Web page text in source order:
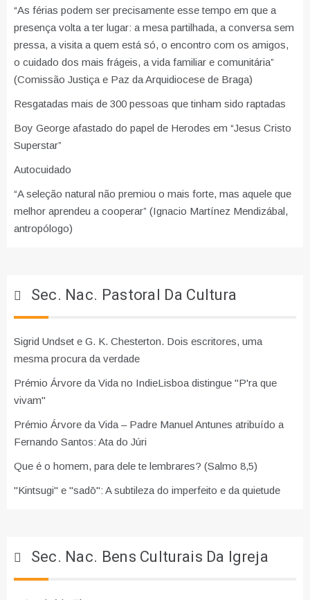
“As férias podem ser precisamente esse tempo em que a
presença volta a ter lugar: a mesa partilhada, a conversa sem
pressa, a visita a quem está só, o encontro com os amigos,
o cuidado dos mais frágeis, a vida familiar e comunitária”
(Comissão Justiça e Paz da Arquidiocese de Braga)
Resgatadas mais de 300 pessoas que tinham sido raptadas
Boy George afastado do papel de Herodes em “Jesus Cristo
Superstar”
Autocuidado
“A seleção natural não premiou o mais forte, mas aquele que
melhor aprendeu a cooperar” (Ignacio Martínez Mendizábal,
antropólogo)
Sec. Nac. Pastoral Da Cultura
Sigrid Undset e G. K. Chesterton. Dois escritores, uma
mesma procura da verdade
Prémio Árvore da Vida no IndieLisboa distingue "P'ra que
vivam"
Prémio Árvore da Vida – Padre Manuel Antunes atribuído a
Fernando Santos: Ata do Júri
Que é o homem, para dele te lembrares? (Salmo 8,5)
"Kintsugi" e "sadō": A subtileza do imperfeito e da quietude
Sec. Nac. Bens Culturais Da Igreja